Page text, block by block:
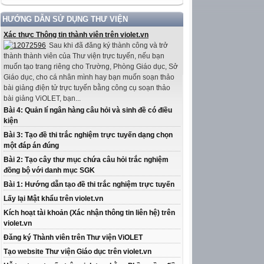
HƯỚNG DẪN SỬ DỤNG THƯ VIỆN
Xác thực Thông tin thành viên trên violet.vn
Sau khi đã đăng ký thành công và trở
thành thành viên của Thư viện trực tuyến, nếu bạn
muốn tạo trang riêng cho Trường, Phòng Giáo dục, Sở
Giáo dục, cho cá nhân mình hay bạn muốn soạn thảo
bài giảng điện tử trực tuyến bằng công cụ soạn thảo
bài giảng ViOLET, bạn...
Bài 4: Quản lí ngân hàng câu hỏi và sinh đề có điều
kiện
Bài 3: Tạo đề thi trắc nghiệm trực tuyến dạng chọn
một đáp án đúng
Bài 2: Tạo cây thư mục chứa câu hỏi trắc nghiệm
đồng bộ với danh mục SGK
Bài 1: Hướng dẫn tạo đề thi trắc nghiệm trực tuyến
Lấy lại Mật khẩu trên violet.vn
Kích hoạt tài khoản (Xác nhận thông tin liên hệ) trên
violet.vn
Đăng ký Thành viên trên Thư viện ViOLET
Tạo website Thư viện Giáo dục trên violet.vn